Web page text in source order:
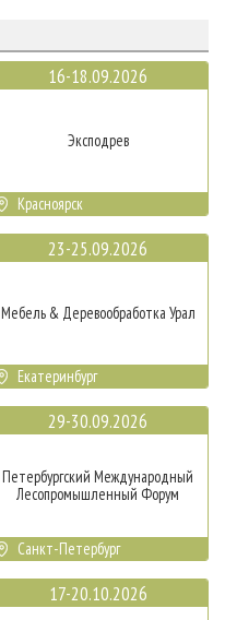
16-18.09.2026
Эксподрев
Красноярск
23-25.09.2026
Мебель & Деревообработка Урал
Екатеринбург
29-30.09.2026
Петербургский Международный
Лесопромышленный Форум
Санкт-Петербург
17-20.10.2026